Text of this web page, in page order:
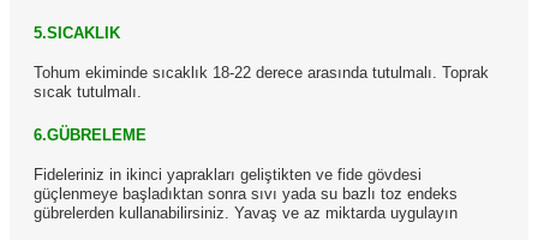
5.SICAKLIK
Tohum ekiminde sıcaklık 18-22 derece arasında tutulmalı. Toprak
sıcak tutulmalı.
6.GÜBRELEME
Fideleriniz in ikinci yaprakları geliştikten ve fide gövdesi
güçlenmeye başladıktan sonra sıvı yada su bazlı toz endeks
gübrelerden kullanabilirsiniz. Yavaş ve az miktarda uygulayın